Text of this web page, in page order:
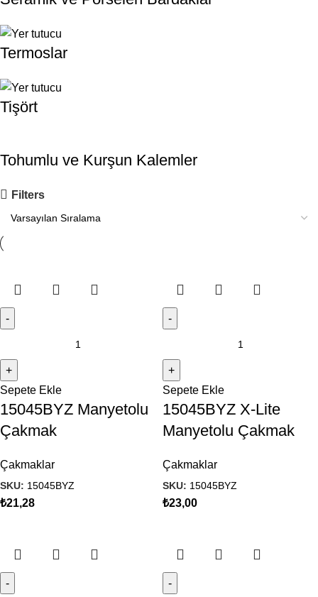
Termoslar
Tişört
Tohumlu ve Kurşun Kalemler
Filters
Sepete Ekle
15045BYZ Manyetolu
Çakmak
Çakmaklar
SKU: 15045BYZ
₺21,28
Sepete Ekle
15045BYZ X-Lite
Manyetolu Çakmak
Çakmaklar
SKU: 15045BYZ
₺23,00